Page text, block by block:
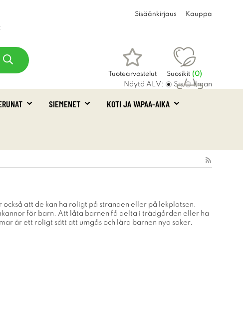
Sisäänkirjaus Kauppa
Tuotearvostelut Suosikit (0)
Ostoskori
Näytä ALV: Sis Ilman
SIEMENET KOTI JA VAPAA-AIKA
att de kan ha roligt på stranden eller på lekplatsen.
för barn. Att låta barnen få delta i trädgården eller ha
är ett roligt sätt att umgås och lära barnen nya saker.